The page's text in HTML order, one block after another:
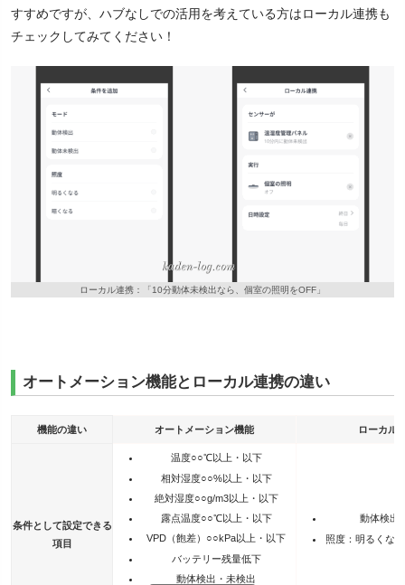
すすめですが、ハブなしでの活用を考えている方はローカル連携も
チェックしてみてください！
ローカル連携：「10分動体未検出なら、個室の照明をOFF」
オートメーション機能とローカル連携の違い
機能の違い オートメーション機能 ローカル
条件として設定できる
項目
温度○○℃以上・以下
相対湿度○○%以上・以下
絶対湿度○○g/m3以上・以下
露点温度○○℃以上・以下
VPD（飽差）○○kPa以上・以下
バッテリー残量低下
動体検出・未検出
動体検出
照度：明るくな